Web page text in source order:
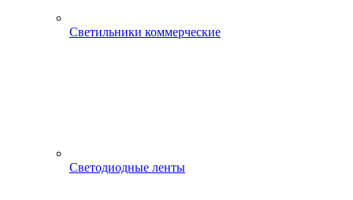
Светильники коммерческие
Светодиодные ленты